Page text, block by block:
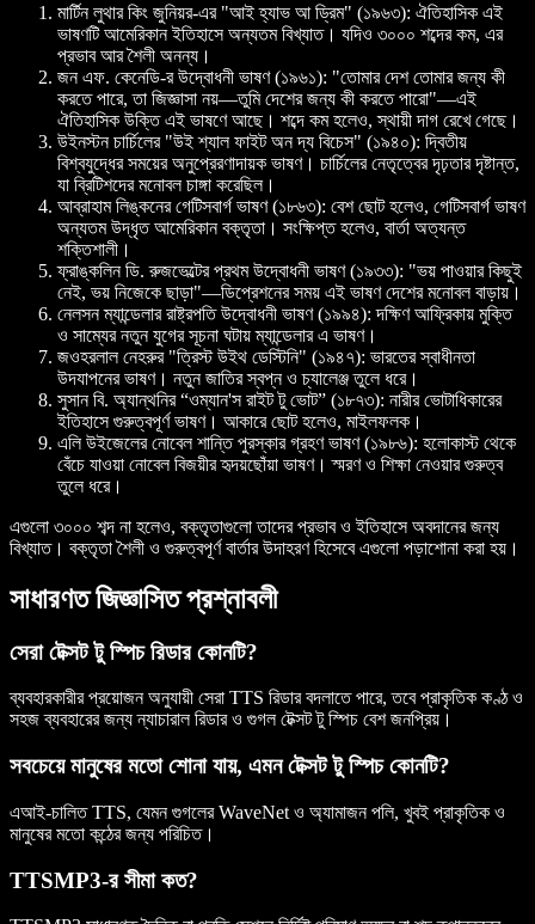
মার্টিন লুথার কিং জুনিয়র-এর "আই হ্যাভ আ ড্রিম" (১৯৬৩): ঐতিহাসিক এই
ভাষণটি আমেরিকান ইতিহাসে অন্যতম বিখ্যাত। যদিও ৩০০০ শব্দের কম, এর
প্রভাব আর শৈলী অনন্য।
জন এফ. কেনেডি-র উদ্বোধনী ভাষণ (১৯৬১): "তোমার দেশ তোমার জন্য কী
করতে পারে, তা জিজ্ঞাসা নয়—তুমি দেশের জন্য কী করতে পারো"—এই
ঐতিহাসিক উক্তি এই ভাষণে আছে। শব্দে কম হলেও, স্থায়ী দাগ রেখে গেছে।
উইনস্টন চার্চিলের "উই শ্যাল ফাইট অন দ্য বিচেস" (১৯৪০): দ্বিতীয়
বিশ্বযুদ্ধের সময়ের অনুপ্রেরণাদায়ক ভাষণ। চার্চিলের নেতৃত্বের দৃঢ়তার দৃষ্টান্ত,
যা ব্রিটিশদের মনোবল চাঙ্গা করেছিল।
আব্রাহাম লিঙ্কনের গেটিসবার্গ ভাষণ (১৮৬৩): বেশ ছোট হলেও, গেটিসবার্গ ভাষণ
অন্যতম উদ্ধৃত আমেরিকান বক্তৃতা। সংক্ষিপ্ত হলেও, বার্তা অত্যন্ত
শক্তিশালী।
ফ্রাঙ্কলিন ডি. রুজভেল্টের প্রথম উদ্বোধনী ভাষণ (১৯৩৩): "ভয় পাওয়ার কিছুই
নেই, ভয় নিজেকে ছাড়া"—ডিপ্রেশনের সময় এই ভাষণ দেশের মনোবল বাড়ায়।
নেলসন ম্যান্ডেলার রাষ্ট্রপতি উদ্বোধনী ভাষণ (১৯৯৪): দক্ষিণ আফ্রিকায় মুক্তি
ও সাম্যের নতুন যুগের সূচনা ঘটায় ম্যান্ডেলার এ ভাষণ।
জওহরলাল নেহরুর "ত্রিস্ট উইথ ডেস্টিনি" (১৯৪৭): ভারতের স্বাধীনতা
উদযাপনের ভাষণ। নতুন জাতির স্বপ্ন ও চ্যালেঞ্জ তুলে ধরে।
সুসান বি. অ্যান্থনির “ওম্যান'স রাইট টু ভোট” (১৮৭৩): নারীর ভোটাধিকারের
ইতিহাসে গুরুত্বপূর্ণ ভাষণ। আকারে ছোট হলেও, মাইলফলক।
এলি উইজেলের নোবেল শান্তি পুরস্কার গ্রহণ ভাষণ (১৯৮৬): হলোকাস্ট থেকে
বেঁচে যাওয়া নোবেল বিজয়ীর হৃদয়ছোঁয়া ভাষণ। স্মরণ ও শিক্ষা নেওয়ার গুরুত্ব
তুলে ধরে।
এগুলো ৩০০০ শব্দ না হলেও, বক্তৃতাগুলো তাদের প্রভাব ও ইতিহাসে অবদানের জন্য
বিখ্যাত। বক্তৃতা শৈলী ও গুরুত্বপূর্ণ বার্তার উদাহরণ হিসেবে এগুলো পড়াশোনা করা হয়।
সাধারণত জিজ্ঞাসিত প্রশ্নাবলী
সেরা টেক্সট টু স্পিচ রিডার কোনটি?
ব্যবহারকারীর প্রয়োজন অনুযায়ী সেরা TTS রিডার বদলাতে পারে, তবে প্রাকৃতিক কণ্ঠ ও
সহজ ব্যবহারের জন্য ন্যাচারাল রিডার ও গুগল টেক্সট টু স্পিচ বেশ জনপ্রিয়।
সবচেয়ে মানুষের মতো শোনা যায়, এমন টেক্সট টু স্পিচ কোনটি?
এআই-চালিত TTS, যেমন গুগলের WaveNet ও অ্যামাজন পলি, খুবই প্রাকৃতিক ও
মানুষের মতো কন্ঠের জন্য পরিচিত।
TTSMP3-র সীমা কত?